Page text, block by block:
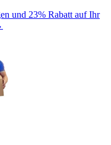
und 23% Rabatt auf Ihr